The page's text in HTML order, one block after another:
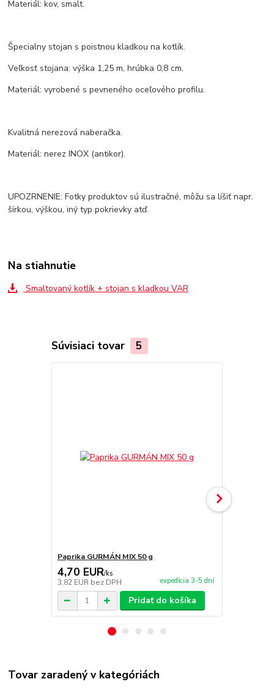
Materiál: kov, smalt.
Špecialny stojan s poistnou kladkou na kotlík.
Veľkosť stojana: výška 1,25 m, hrúbka 0,8 cm.
Materiál: vyrobené s pevneného oceľového profilu.
Kvalitná nerezová naberačka.
Materiál: nerez INOX (antikor).
UPOZRNENIE: Fotky produktov sú ilustračné, môžu sa líšiť napr.
šírkou, výškou, iný typ pokrievky atď.
Na stiahnutie
Smaltovaný kotlík + stojan s kladkou VAR
Súvisiaci tovar 5
Paprika GURMÁN MIX 50 g
4,70 EUR/ks
3,82 EUR bez DPH expedícia 3-5 dní
Pridať do košíka
Tovar zaradený v kategóriách